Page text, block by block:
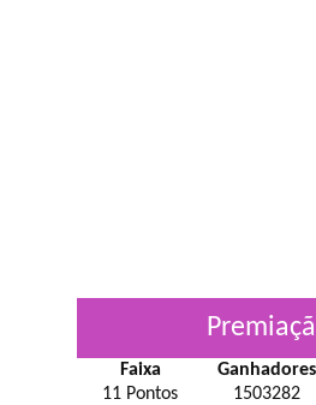
Faixa Ganhadores
11 Pontos
1503282